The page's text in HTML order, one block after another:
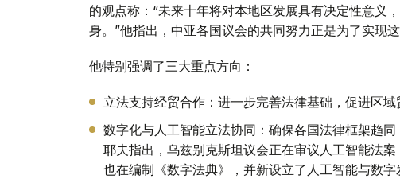
的观点称：“未来十年将对本地区发展具有决定性意义
身。”他指出，中亚各国议会的共同努力正是为了实现这
他特别强调了三大重点方向：
立法支持经贸合作：进一步完善法律基础，促进区域
数字化与人工智能立法协同：确保各国法律框架趋
耶夫指出，乌兹别克斯坦议会正在审议人工智能法
也在编制《数字法典》，并新设立了人工智能与数字